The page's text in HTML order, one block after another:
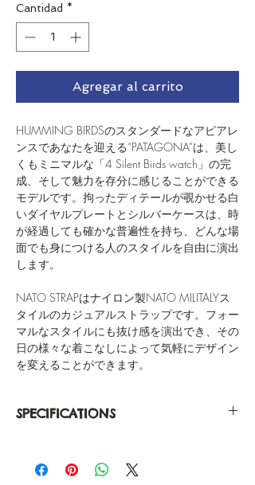
Cantidad *
Agregar al carrito
HUMMING BIRDSのスタンダードなアピアレ
ンスであなたを迎える“PATAGONA”は、美し
くもミニマルな「4 Silent Birds watch」の完
成、そして魅力を存分に感じることができる
モデルです。拘ったディテールが覗かせる白
いダイヤルプレートとシルバーケースは、時
が経過しても確かな普遍性を持ち、どんな場
面でも身につける人のスタイルを自由に演出
します。
NATO STRAPはナイロン製NATO MILITALYス
タイルのカジュアルストラップです。フォー
マルなスタイルにも抜け感を演出でき、その
日の様々な着こなしによって気軽にデザイン
を変えることができます。
SPECIFICATIONS
Japanese Quartz